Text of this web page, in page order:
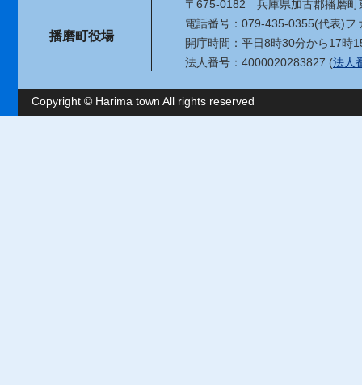
播磨町役場
〒675-0182 兵庫県加古郡播磨
電話番号：079-435-0355(代表)フ
開庁時間：平日8時30分から17時
法人番号：4000020283827 (法人
Copyright © Harima town All rights reserved